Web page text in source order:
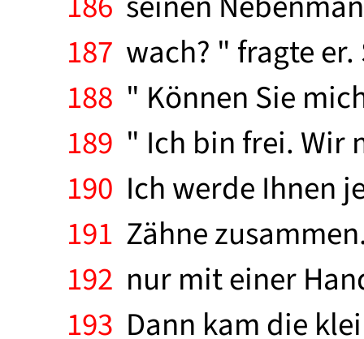
187 wach? " fragte
188 " Können Sie
189 " Ich bin frei. Wir
190 Ich werde Ihnen
191 Zähne
192 nur mit einer
193 Dann kam die